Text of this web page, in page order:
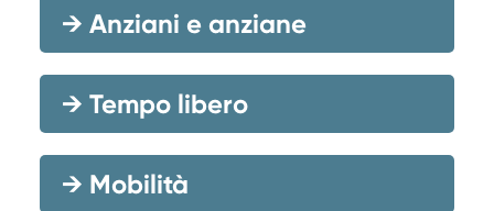
→ Anziani e anziane
→ Tempo libero
→ Mobilità